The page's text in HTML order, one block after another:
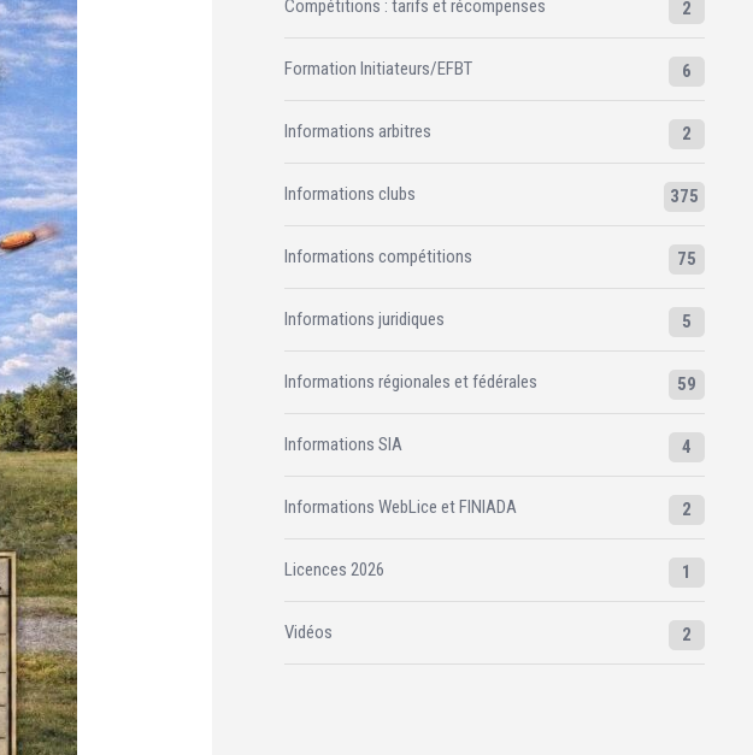
Compétitions : tarifs et récompenses 2
Formation Initiateurs/EFBT 6
Informations arbitres 2
Informations clubs 375
Informations compétitions 75
Informations juridiques 5
Informations régionales et fédérales 59
Informations SIA 4
Informations WebLice et FINIADA 2
Licences 2026 1
Vidéos 2